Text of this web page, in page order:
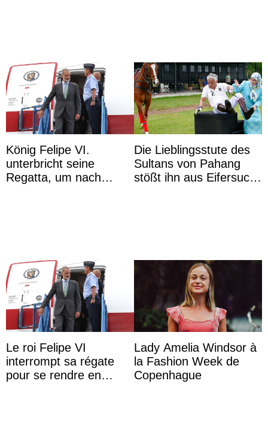
König Felipe VI.
unterbricht seine
Regatta, um nach
Die Lieblingsstute des
Sultans von Pahang
stößt ihn aus Eifersucht
Le roi Felipe VI
interrompt sa régate
pour se rendre en
Lady Amelia Windsor à
la Fashion Week de
Copenhague